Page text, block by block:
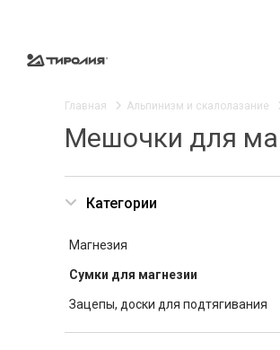
Главная Альпинизм и скалолазание
Мешочки для
Категории
Магнезия
Сумки для магнезии
Зацепы, доски для подтягивания